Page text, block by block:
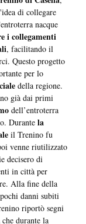
di collegare
nacque
i collegamenti
, facilitando il
Questo progetto
per lo
della regione.
già dai primi
dell’entroterra
Durante la
il Trenino fu
venne riutilizzato
decisero di
in città per
Alla fine della
danni subiti
riportò segni
durante la